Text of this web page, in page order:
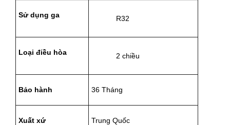
Sử dụng ga R32
Loại điều hòa 2 chiều
Bảo hành 36 Tháng
Xuất xứ Trung Quốc